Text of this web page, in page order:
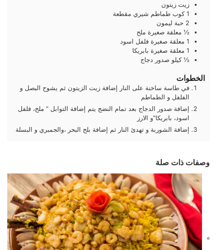
زيت زيتون
1 كوب طماطم شيري مقطعة
2 حبة ليمون
½ معلقة صغيرة ملح
1 معلقة صغيرة فلفل اسود
1 معلقة صغيرة بابريكا
½ كيلو صدور دجاج
الخطوات
في طاسة ساخنة على النار إضافة زيت الزيتون ثم يشوح البصل و
الفلفل و الطماطم
إضافة صدور الدجاج بعد تمام النضج يتم إضافة التوابل " ملح، فلفل
اسود، بابريكا"و الارز
إضافة الشوربة و تهدئ النار ثم إضافة بلح البحر ،والجمبري و البسلة
وصفات ذات صلة